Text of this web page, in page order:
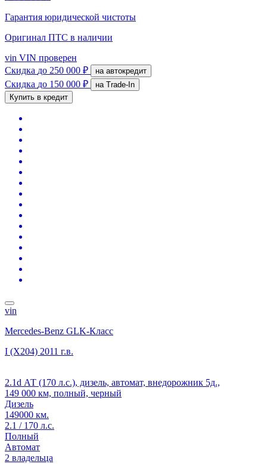
Гарантия юридической чистоты
Оригинал ПТС в наличии
vin VIN проверен
Скидка до 250 000 ₽ на автокредит
Скидка до 150 000 ₽
на Trade-In
Купить в кредит
vin
Mercedes-Benz GLK-Класс
I (X204) 2011 г.в.
2.1d АТ (170 л.с.), дизель, автомат, внедорожник 5д.,
149 000 км, полный, черный
Дизель
149000 км.
2.1 / 170 л.с.
Полный
Автомат
2 владельца